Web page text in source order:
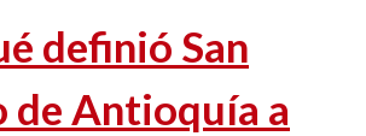
definió San
de Antioquía a